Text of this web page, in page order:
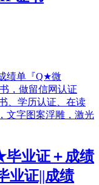
毕业证＋成绩
业证||成绩